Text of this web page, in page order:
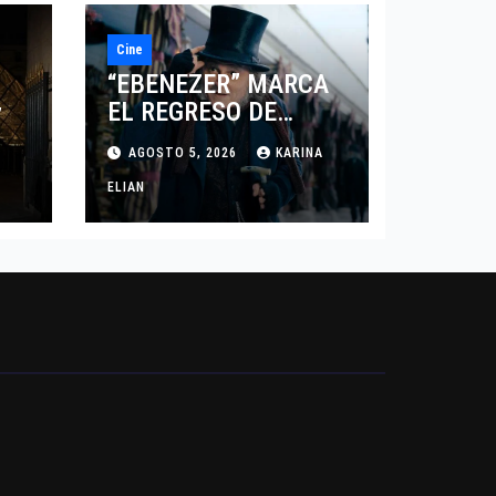
Cine
“EBENEZER” MARCA
EL REGRESO DE
JOHNNY DEPP A
HOLLYWOOD TRAS SU
PASO POR EL CINE
INDEPENDIENTE
AGOSTO 5, 2026 KARINA
ELIAN